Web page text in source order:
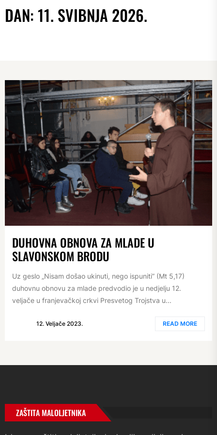
DAN:11. SVIBNJA 2026.
DUHOVNA OBNOVA ZA MLADE U
SLAVONSKOM BRODU
Uz geslo „Nisam došao ukinuti, nego ispuniti” (Mt 5,17)
duhovnu obnovu za mlade predvodio je u nedjelju 12.
veljače u franjevačkoj crkvi Presvetog Trojstva u...
12. Veljače 2023. READ MORE
ZAŠTITA MALOLJETNIKA